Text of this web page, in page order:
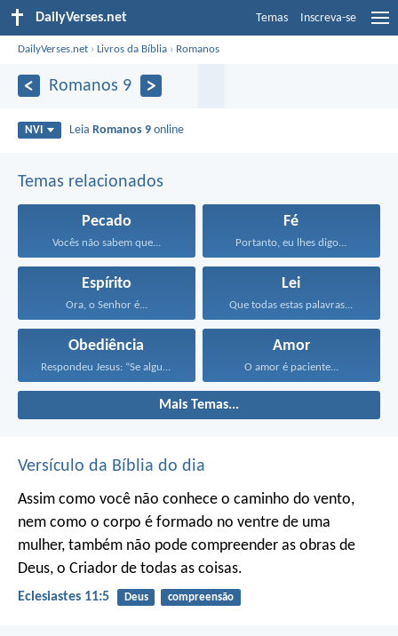
DailyVerses.net Temas Inscreva-se
DailyVerses.net ›Livros da Bíblia › Romanos
Romanos 9
NVI Leia Romanos 9 online
Temas relacionados
Pecado
Vocês não sabem que...
Fé
Portanto, eu lhes digo...
Espírito
Ora, o Senhor é...
Lei
Que todas estas palavras...
Obediência
Respondeu Jesus: “Se alguém...
Amor
O amor é paciente...
Mais Temas...
Versículo da Bíblia do dia
Assim como você não conhece o caminho do vento,
nem como o corpo é formado no ventre de uma
mulher, também não pode compreender as obras de
Deus, o Criador de todas as coisas.
Eclesiastes 11:5 Deus compreensão